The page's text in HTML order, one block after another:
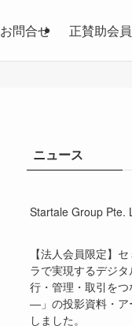
お問合せ 正賛助会
ニュース
Startale Group Pte.
【法人会員限定】
ラで実現するデジ
行・管理・取引を
―」の投影資料・ア
しました。